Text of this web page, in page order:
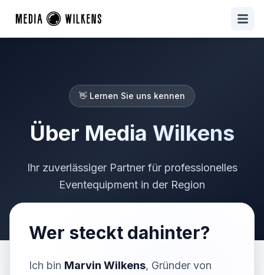
👋 Lernen Sie uns kennen
Über Media Wilkens
Ihr zuverlässiger Partner für professionelles
Eventequipment in der Region
Wer steckt dahinter?
Ich bin Marvin Wilkens, Gründer von